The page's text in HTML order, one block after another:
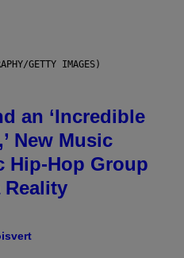
GETTY IMAGES)
an ‘Incredible
New Music
Hip-Hop Group
Reality